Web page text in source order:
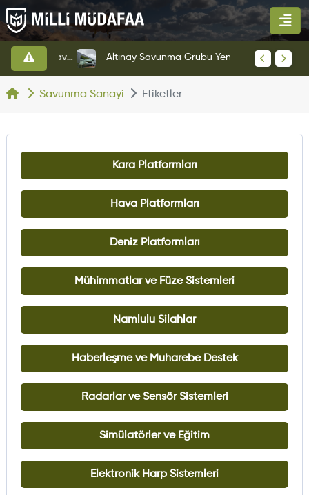
Savunma Sanayi Etiketler
Kara Platformları
Hava Platformları
Deniz Platformları
Mühimmatlar ve Füze Sistemleri
Namlulu Silahlar
Haberleşme ve Muharebe Destek
Radarlar ve Sensör Sistemleri
Simülatörler ve Eğitim
Elektronik Harp Sistemleri